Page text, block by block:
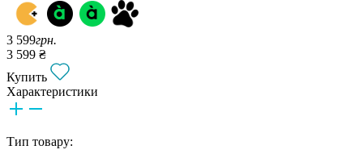
3 599грн.
3 599 ₴
Купить
Характеристики
Тип товару: